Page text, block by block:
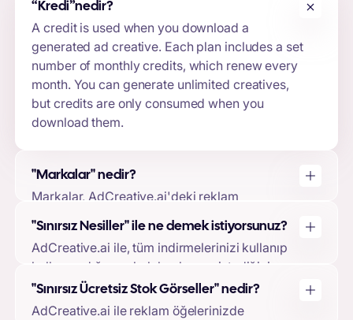
“Kredi”nedir?
A credit is used when you download a
generated ad creative. Each plan includes a set
number of monthly credits, which renew every
month. You can generate unlimited creatives,
but credits are only consumed when you
download them.
"Markalar" nedir?
Markalar, AdCreative.ai'deki reklam
oluşturarak logonuzu, marka renklerinizi, marka
açıklamalarınızı yükleyebilir ve reklam
öğrenimi modelimizin reklam öğesi
tasarımlarınızı ve tahminlerinizi markanıza göre
"Sınırsız Nesiller" ile ne demek istiyorsunuz?
AdCreative.ai ile, tüm indirmelerinizi kullanıp
kullanmadığınıza bakılmaksızın, istediğiniz
kadar reklam oluşturma özgürlüğüne
sahipsiniz. İndirmelerinizi yalnızca
"Sınırsız Ücretsiz Stok Görseller" nedir?
AdCreative.ai ile reklam öğelerinizde